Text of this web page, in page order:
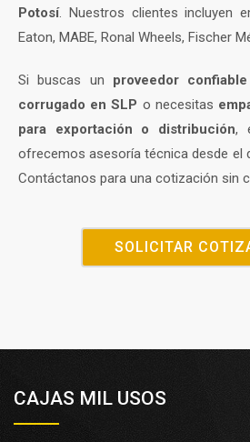
Potosí. Nuestros clientes incluyen
Eaton, MABE, Ronal Wheels, Fischer
Si buscas un proveedor
corrugado en SLP o necesitas
para exportación o distribución,
ofrecemos asesoría técnica desde el
Contáctanos para una cotización sin
SOLICITAR
CAJAS MIL USOS